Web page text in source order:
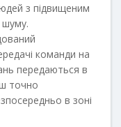
з підвищеним
команди на
передаються в
точно
в зоні